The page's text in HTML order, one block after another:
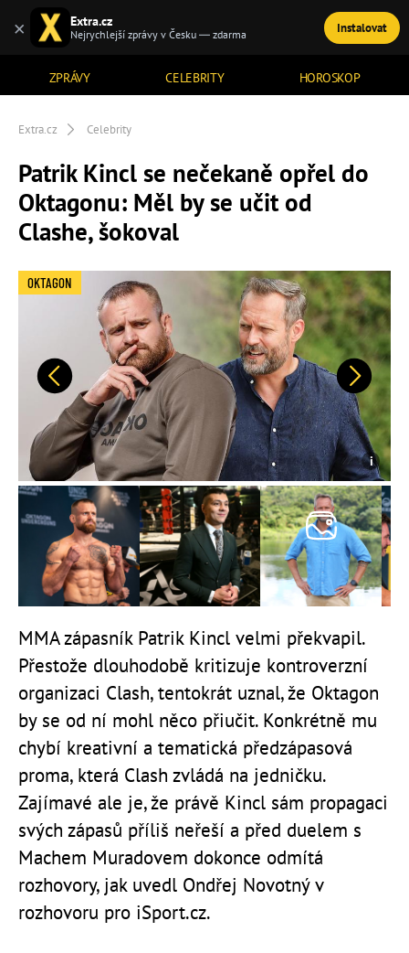
ZPRÁVY CELEBRITY HOROSKOP
TÉMATA
Extra.cz Celebrity
Patrik Kincl se nečekaně opřel do
Oktagonu: Měl by se učit od
Clashe, šokoval
Předchozí Další
OKTAGON
MMA zápasník Patrik Kincl velmi překvapil.
Přestože dlouhodobě kritizuje kontroverzní
organizaci Clash, tentokrát uznal, že Oktagon
by se od ní mohl něco přiučit. Konkrétně mu
chybí kreativní a tematická předzápasová
proma, která Clash zvládá na jedničku.
Zajímavé ale je, že právě Kincl sám propagaci
svých zápasů příliš neřeší a před duelem s
Machem Muradovem dokonce odmítá
rozhovory, jak uvedl Ondřej Novotný v
rozhovoru pro iSport.cz.
× Extra.cz
Nejrychlejší zprávy v Česku — zdarma Instalovat